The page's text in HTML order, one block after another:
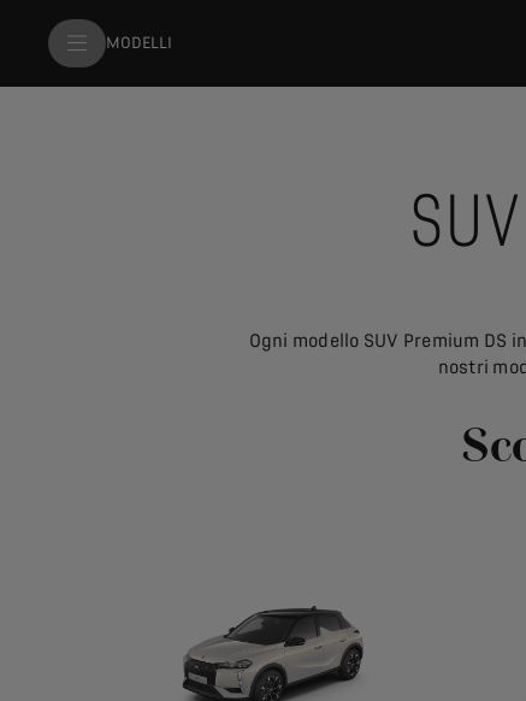
MODELLI
Ogni modello SUV Premium
nostri